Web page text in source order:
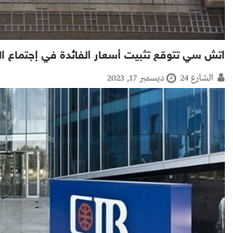
اتش سي تتوقع تثبيت أسعار الفائدة في إجتماع
الشارع 24 ديسمبر 17, 2023